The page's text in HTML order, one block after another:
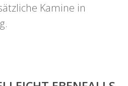
Kamine in